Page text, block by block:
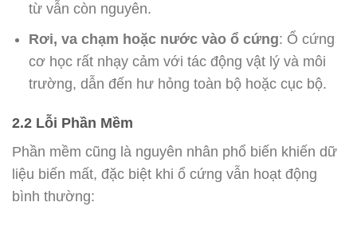
từ vẫn còn nguyên.
Rơi, va chạm hoặc nước vào ổ cứng: Ổ cứng
cơ học rất nhạy cảm với tác động vật lý và môi
trường, dẫn đến hư hỏng toàn bộ hoặc cục bộ.
2.2 Lỗi Phần Mềm
Phần mềm cũng là nguyên nhân phổ biến khiến dữ
liệu biến mất, đặc biệt khi ổ cứng vẫn hoạt động
bình thường: